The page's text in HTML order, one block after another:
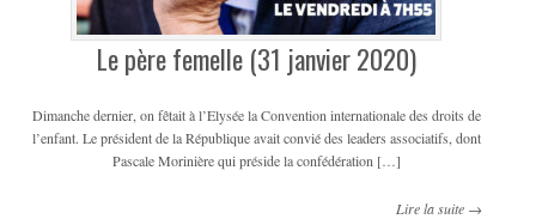
Le père femelle (31 janvier 2020)
Dimanche dernier, on fêtait à l’Elysée la Convention internationale des droits de
l’enfant. Le président de la République avait convié des leaders associatifs, dont
Pascale Morinière qui préside la confédération […]
Lire la suite →